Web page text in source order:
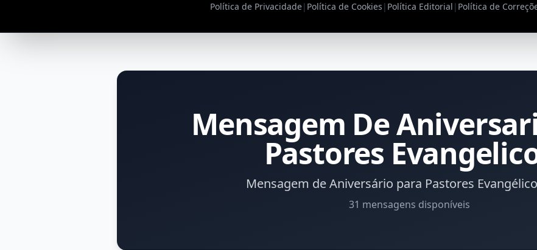
Política de Privacidade| Política de Cookies | Política Editorial | Política de
Mensagem De
Pastores
Mensagem de Aniversário para Pastores
31 mensagens disponíveis